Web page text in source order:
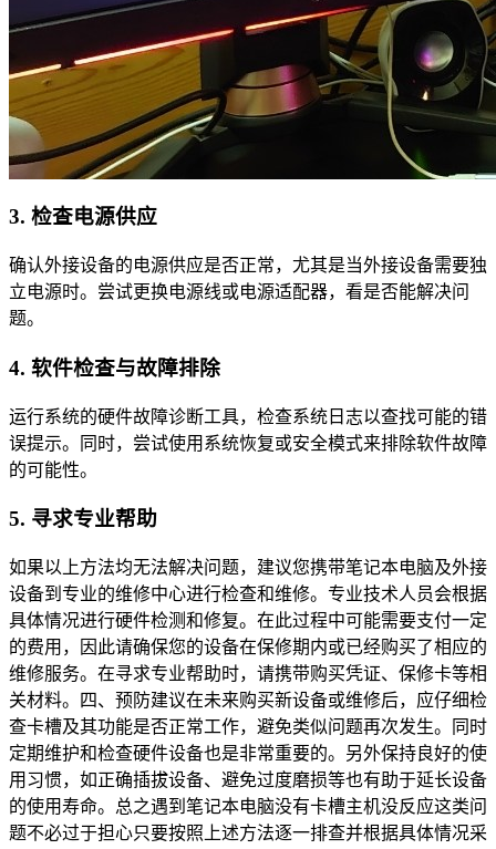
3. 检查电源供应
确认外接设备的电源供应是否正常，尤其是当外接设备需要独
立电源时。尝试更换电源线或电源适配器，看是否能解决问
题。
4. 软件检查与故障排除
运行系统的硬件故障诊断工具，检查系统日志以查找可能的错
误提示。同时，尝试使用系统恢复或安全模式来排除软件故障
的可能性。
5. 寻求专业帮助
如果以上方法均无法解决问题，建议您携带笔记本电脑及外接
设备到专业的维修中心进行检查和维修。专业技术人员会根据
具体情况进行硬件检测和修复。在此过程中可能需要支付一定
的费用，因此请确保您的设备在保修期内或已经购买了相应的
维修服务。在寻求专业帮助时，请携带购买凭证、保修卡等相
关材料。四、预防建议在未来购买新设备或维修后，应仔细检
查卡槽及其功能是否正常工作，避免类似问题再次发生。同时
定期维护和检查硬件设备也是非常重要的。另外保持良好的使
用习惯，如正确插拔设备、避免过度磨损等也有助于延长设备
的使用寿命。总之遇到笔记本电脑没有卡槽主机没反应这类问
题不必过于担心只要按照上述方法逐一排查并根据具体情况采